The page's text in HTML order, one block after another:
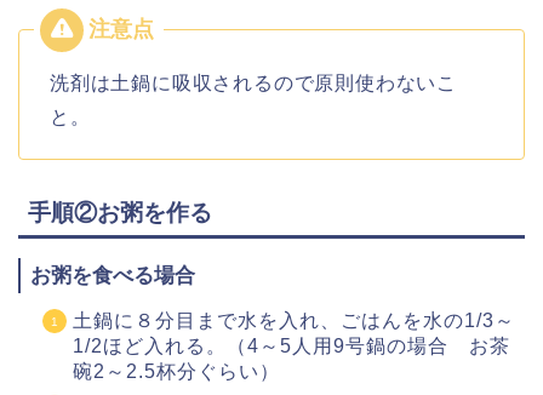
洗剤は土鍋に吸収されるので原則使わないこ
と。
手順②お粥を作る
お粥を食べる場合
土鍋に８分目まで水を入れ、ごはんを水の1/3～
1/2ほど入れる。（4～5人用9号鍋の場合 お茶
碗2～2.5杯分ぐらい）